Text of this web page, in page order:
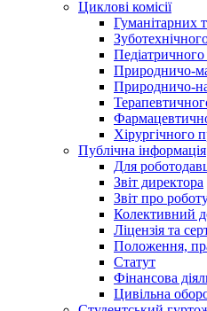
Циклові комісії
Гуманітарних
Природничо-
Природничо-
Хірургічного
Публічна інформація
Для
Звіт директора
Звіт про
Колективний
Ліцензія та
Положення,
Статут
Фінансова
Цивільна